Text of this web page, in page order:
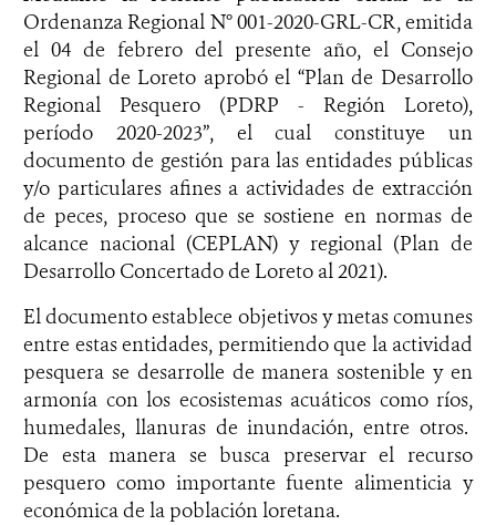
Ordenanza Regional N° 001-2020-GRL-CR, emitida
el 04 de febrero del presente año, el Consejo
Regional de Loreto aprobó el “Plan de Desarrollo
Regional Pesquero (PDRP - Región Loreto),
período 2020-2023”, el cual constituye un
documento de gestión para las entidades públicas
y/o particulares afines a actividades de extracción
de peces, proceso que se sostiene en normas de
alcance nacional (CEPLAN) y regional (Plan de
Desarrollo Concertado de Loreto al 2021).
El documento establece objetivos y metas comunes
entre estas entidades, permitiendo que la actividad
pesquera se desarrolle de manera sostenible y en
armonía con los ecosistemas acuáticos como ríos,
humedales, llanuras de inundación, entre otros.
De esta manera se busca preservar el recurso
pesquero como importante fuente alimenticia y
económica de la población loretana.